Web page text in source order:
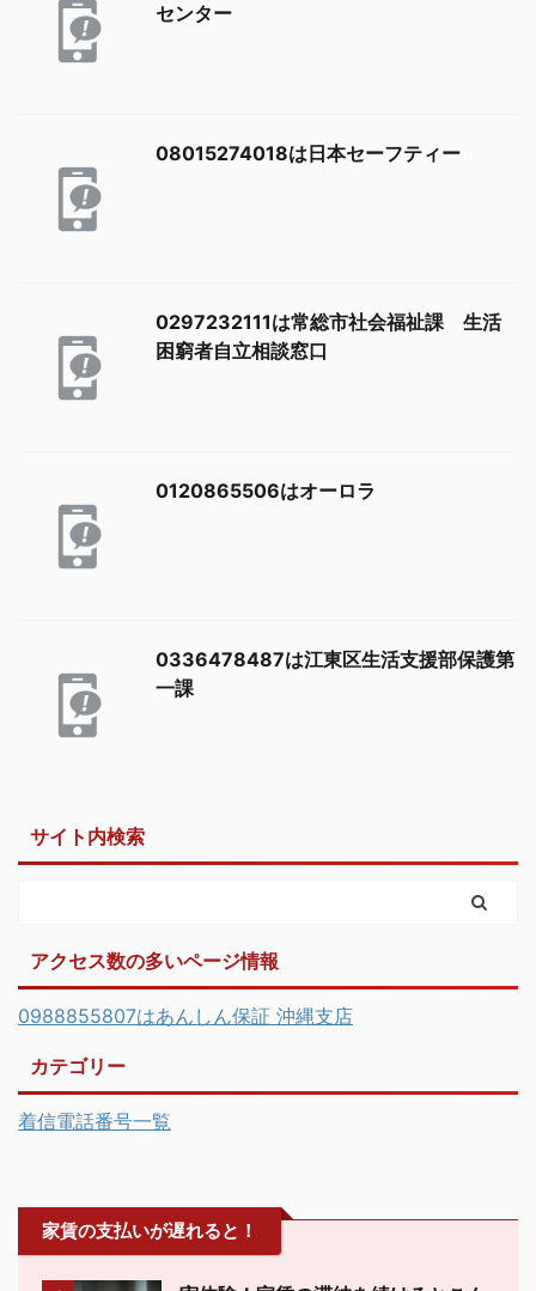
センター
08015274018は日本セーフティー
0297232111は常総市社会福祉課 生活
困窮者自立相談窓口
0120865506はオーロラ
0336478487は江東区生活支援部保護第
一課
サイト内検索
アクセス数の多いページ情報
0988855807はあんしん保証 沖縄支店
カテゴリー
着信電話番号一覧
家賃の支払いが遅れると！